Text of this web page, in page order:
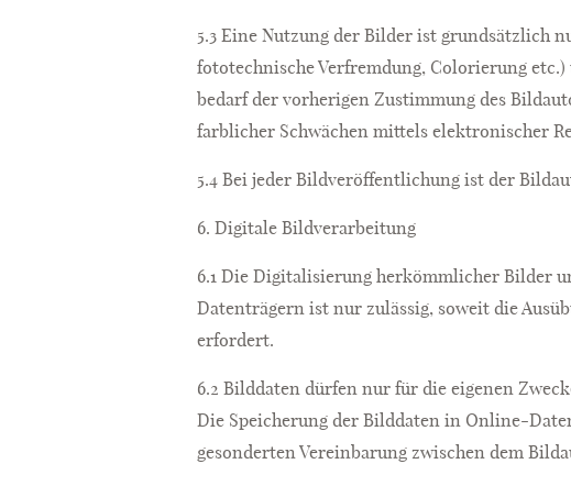
5.3 Eine Nutzung der Bilder ist grundsätzlich
fototechnische Verfremdung, Colorierung
bedarf der vorherigen Zustimmung des
farblicher Schwächen mittels elektronischer
5.4 Bei jeder Bildveröffentlichung ist der
6. Digitale Bildverarbeitung
6.1 Die Digitalisierung herkömmlicher Bilder
Datenträgern ist nur zulässig, soweit die
erfordert.
6.2 Bilddaten dürfen nur für die eigenen
Die Speicherung der Bilddaten in Online-
gesonderten Vereinbarung zwischen dem